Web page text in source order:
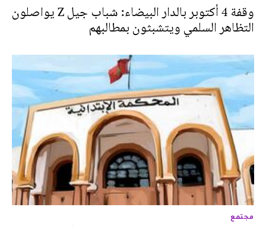
وقفة 4 أكتوبر بالدار البيضاء: شباب جيل Z يواصلون
التظاهر السلمي ويتشبثون بمطالبهم
مجتمع